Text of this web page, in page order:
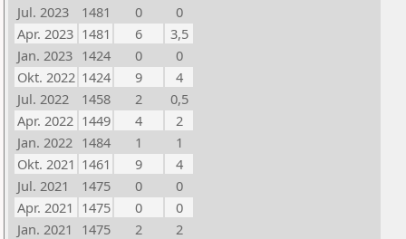
Jul. 2023
1481 0
0
Apr. 2023 1481 6
3,5
Jan. 2023 1424 0
0
Okt. 2022 1424 9
4
Jul. 2022
1458 2
0,5
Apr. 2022 1449 4
2
Jan. 2022 1484 1
1
Okt. 2021 1461 9
4
Jul. 2021
1475 0
0
Apr. 2021 1475 0
0
Jan. 2021
1475 2
2